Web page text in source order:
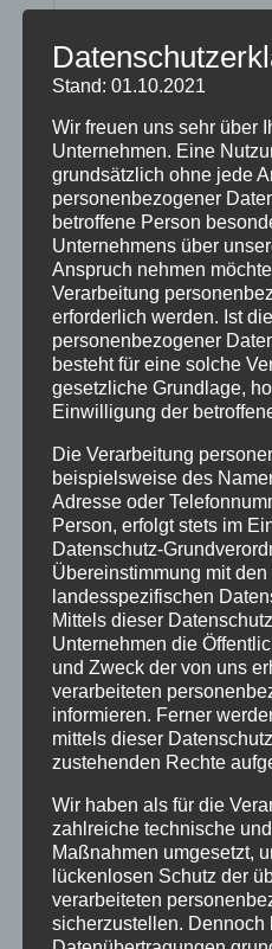
Neueste Beiträge
Veranstaltungen im
Public Viewing Fußball-
Oberstdorf im Mai –
im Allgäu
Extra Rabatt im März
Traveller Review Award
Blog Archiv
Blog
Archiv
Kategorien
Allgäu
Allgemein
Angebote
Bergbahnen
Bewertung
E-Bike
Empfehlung
Ferienwohnungen
FIS Nordische Ski WM
Gäste
Gesundheit
Stand: 01.10.2021
Wir freuen uns sehr über
Unternehmen. Eine
grundsätzlich ohne jede
personenbezogener
betroffene Person
Unternehmens über
Anspruch nehmen
Verarbeitung
erforderlich werden. Ist
personenbezogener
besteht für eine solche
gesetzliche Grundlage,
Einwilligung der
Die Verarbeitung
beispielsweise des
Adresse oder
Person, erfolgt stets im
Datenschutz-
Übereinstimmung mit
landesspezifischen
Mittels dieser
Unternehmen die
und Zweck der von uns
verarbeiteten
informieren. Ferner
mittels dieser
zustehenden Rechte
Wir haben als für die
zahlreiche technische
Maßnahmen umgesetzt,
lückenlosen Schutz der
verarbeiteten
sicherzustellen. Dennoch